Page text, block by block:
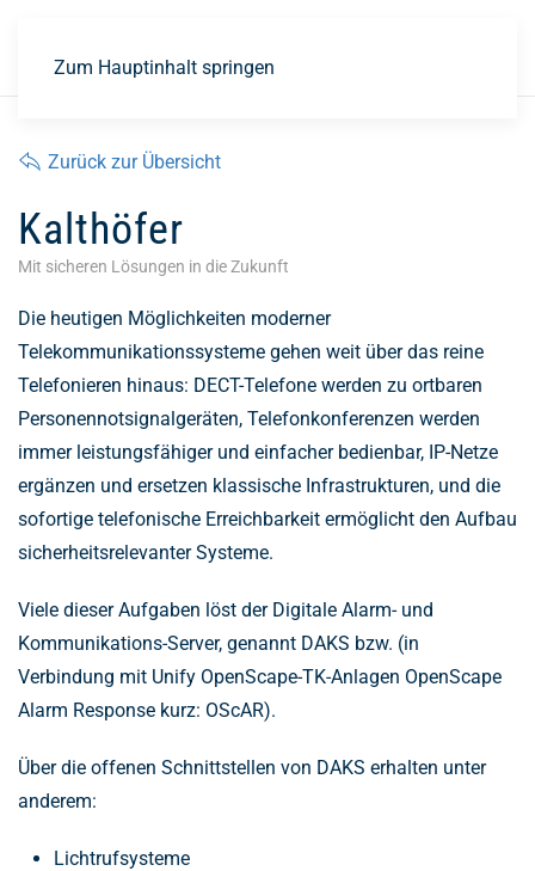
Zum Hauptinhalt springen
Zurück zur Übersicht
Kalthöfer
Mit sicheren Lösungen in die Zukunft
Die heutigen Möglichkeiten moderner
Telekommunikationssysteme gehen weit über das reine
Telefonieren hinaus: DECT-Telefone werden zu ortbaren
Personennotsignalgeräten, Telefonkonferenzen werden
immer leistungsfähiger und einfacher bedienbar, IP-Netze
ergänzen und ersetzen klassische Infrastrukturen, und die
sofortige telefonische Erreichbarkeit ermöglicht den Aufbau
sicherheitsrelevanter Systeme.
Viele dieser Aufgaben löst der Digitale Alarm- und
Kommunikations-Server, genannt DAKS bzw. (in
Verbindung mit Unify OpenScape-TK-Anlagen OpenScape
Alarm Response kurz: OScAR).
Über die offenen Schnittstellen von DAKS erhalten unter
anderem:
Lichtrufsysteme